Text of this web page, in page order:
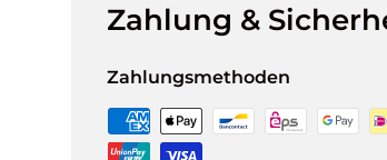
Zahlung &
Zahlungsmethoden